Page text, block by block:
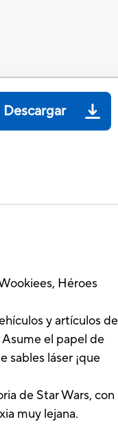
Descargar
Héroes
y artículos de
el papel de
sables láser ¡que
de Star Wars, con
muy lejana.